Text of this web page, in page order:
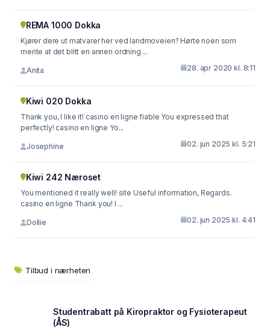
REMA 1000 Dokka
Kjører dere ut matvarer her ved landmoveien? Hørte noen som
mente at det blitt en annen ordning....
Anita 28. apr 2020 kl. 8:11
Kiwi 020 Dokka
Thank you, I like it! casino en ligne fiable You expressed that
perfectly! casino en ligne Yo...
Josephine 02. jun 2025 kl. 5:21
Kiwi 242 Næroset
You mentioned it really well! site Useful information, Regards.
casino en ligne Thank you! I ...
Dollie 02. jun 2025 kl. 4:41
Tilbud i nærheten
Studentrabatt på Kiropraktor og Fysioterapeut
(ÅS)